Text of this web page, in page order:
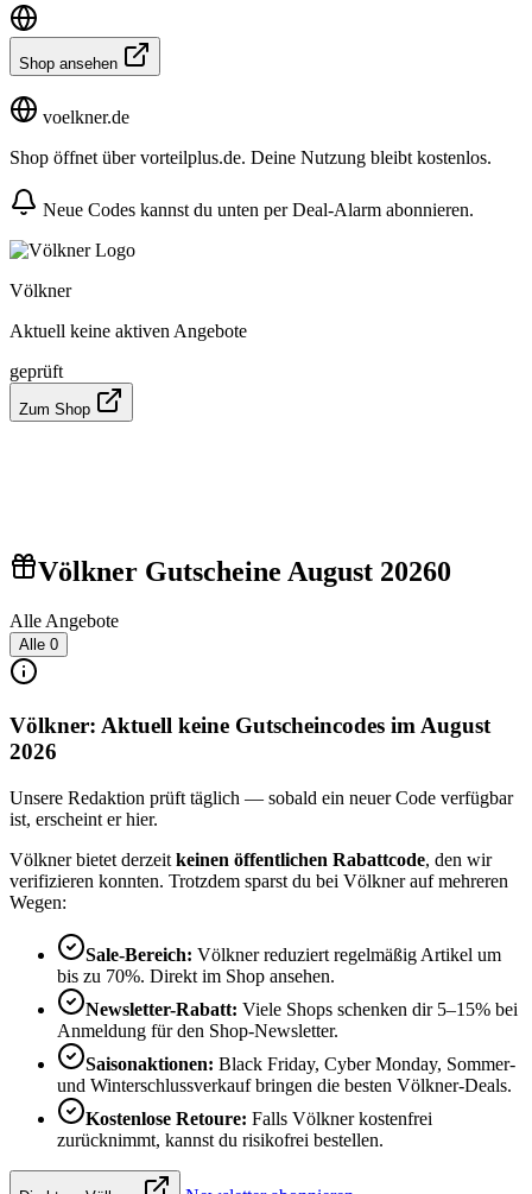
Shop ansehen
voelkner.de
Shop öffnet über vorteilplus.de. Deine Nutzung bleibt kostenlos.
Neue Codes kannst du unten per Deal-Alarm abonnieren.
Völkner
Aktuell keine aktiven Angebote
geprüft
Zum Shop
Völkner Gutscheine August 20260
Alle Angebote
Alle 0
Völkner: Aktuell keine Gutscheincodes im August
2026
Unsere Redaktion prüft täglich — sobald ein neuer Code verfügbar
ist, erscheint er hier.
Völkner bietet derzeit keinen öffentlichen Rabattcode, den wir
verifizieren konnten. Trotzdem sparst du bei Völkner auf mehreren
Wegen:
Sale-Bereich: Völkner reduziert regelmäßig Artikel um
bis zu 70%. Direkt im Shop ansehen.
Newsletter-Rabatt: Viele Shops schenken dir 5–15% bei
Anmeldung für den Shop-Newsletter.
Saisonaktionen: Black Friday, Cyber Monday, Sommer-
und Winterschlussverkauf bringen die besten Völkner-Deals.
Kostenlose Retoure: Falls Völkner kostenfrei
zurücknimmt, kannst du risikofrei bestellen.